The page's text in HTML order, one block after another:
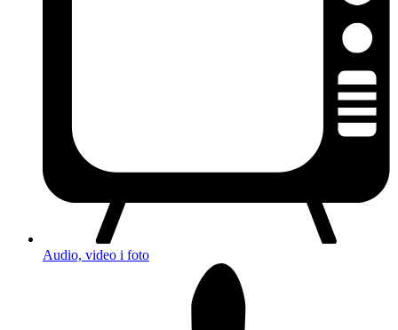
Audio, video i foto